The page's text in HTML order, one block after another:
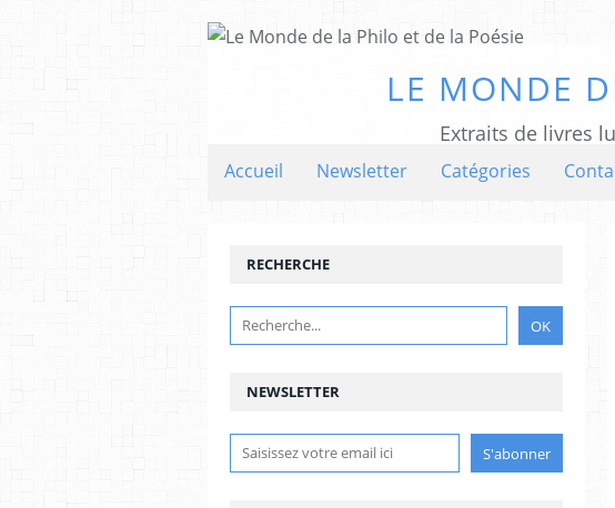
LE MONDE
Extraits de livres
Accueil Newsletter Catégories
NEWSLETTER
RECHERCHE